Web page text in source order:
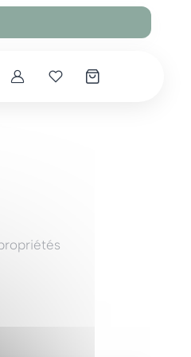
AccountMes coups de cœur